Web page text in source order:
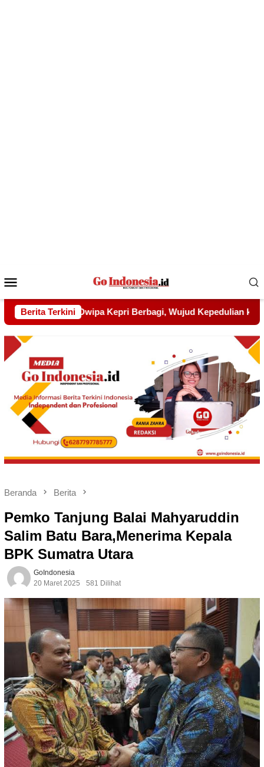
Mobile
Berita Terkini
Kepedulian kepada Pondok Tahfidz Yatim dan Dhuafa Al-
Beranda Berita
Pemko Tanjung Balai Mahyaruddin
Salim Batu Bara,Menerima Kepala
BPK Sumatra Utara
GoIndonesia
20 Maret 2025
581 Dilihat